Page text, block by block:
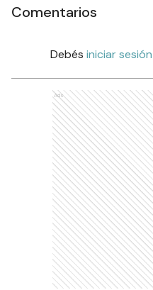
Comentarios
Debés iniciar sesión
Ads